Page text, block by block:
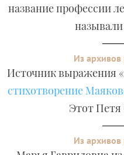
название профессии
Из архивов
Источник выражения
стихотворение
Этот
Из архивов